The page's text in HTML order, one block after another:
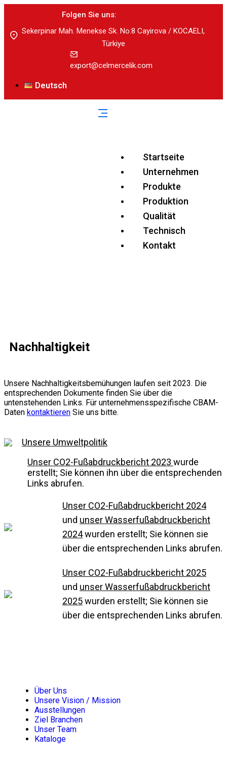
Folgen Sie uns:
Sekerpinar Mah. Menekse Sk. No:8 Cayirova / KOCAELI,
Türkiye
export@celmercelik.com
Deutsch
Startseite
Unternehmen
Produkte
Produktion
Qualität
Technisch
Kontakt
Nachhaltigkeit
Unsere Nachhaltigkeitsbemühungen laufen seit 2023. Die
entsprechenden Dokumente finden Sie über die
untenstehenden Links. Für unternehmensspezifische CBAM-
Daten kontaktieren Sie uns bitte.
Unsere Umweltpolitik
Unser CO2-Fußabdruckbericht 2023 wurde
erstellt; Sie können ihn über die entsprechenden
Links abrufen.
Unser CO2-Fußabdruckbericht 2024
und unser Wasserfußabdruckbericht
2024wurden erstellt; Sie können sie
über die entsprechenden Links abrufen.
Unser CO2-Fußabdruckbericht 2025
und unser Wasserfußabdruckbericht
2025wurden erstellt; Sie können sie
über die entsprechenden Links abrufen.
Über Uns
Unsere Vision / Mission
Ausstellungen
Ziel Branchen
Unser Team
Kataloge